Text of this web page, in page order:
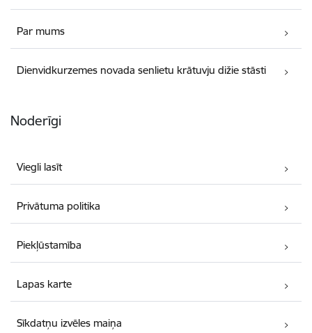
Par mums
Dienvidkurzemes novada senlietu krātuvju dižie stāsti
Noderīgi
Viegli lasīt
Privātuma politika
Piekļūstamība
Lapas karte
Sīkdatņu izvēles maiņa